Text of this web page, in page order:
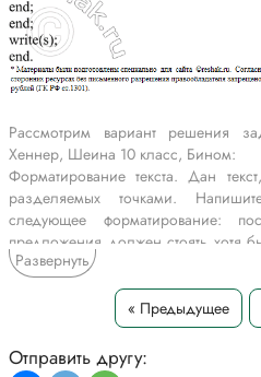
Рассмотрим вариант решения
Хеннер, Шеина 10 класс, Бином:
Форматирование текста. Дан
разделяемых точками.
следующее форматирование:
предложения должен стоять хотя
предложении должно начинаться с
Замечание. Текст может быть как
для более полного понимания
Развернуть
« Предыдущее
Отправить другу: